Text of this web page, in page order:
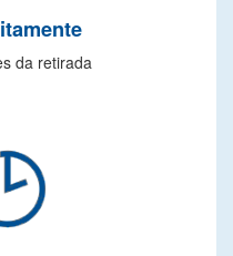
da retirada